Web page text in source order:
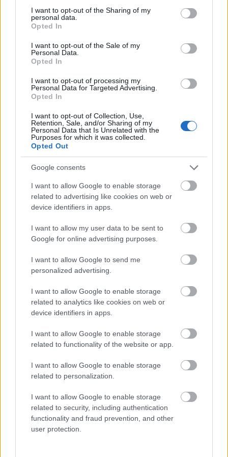
not limited to your visit or usage behaviour. You may click to
grant or deny consent to Google and its third-party tags to
use your data for below specified purposes in below Google
consent section.
I want to opt-out of the Sharing of my
personal data.
Opted In
I want to opt-out of the Sale of my
Personal Data.
Opted In
I want to opt-out of processing my
Personal Data for Targeted Advertising.
Opted In
I want to opt-out of Collection, Use,
Retention, Sale, and/or Sharing of my
Personal Data that Is Unrelated with the
Purposes for which it was collected.
Opted Out
Google consents
I want to allow Google to enable storage
related to advertising like cookies on web or
device identifiers in apps.
I want to allow my user data to be sent to
Google for online advertising purposes.
I want to allow Google to send me
personalized advertising.
I want to allow Google to enable storage
related to analytics like cookies on web or
device identifiers in apps.
I want to allow Google to enable storage
related to functionality of the website or app.
I want to allow Google to enable storage
related to personalization.
I want to allow Google to enable storage
related to security, including authentication
functionality and fraud prevention, and other
user protection.
polyvitaplex
1 éve
Az Abigélben nem, de három másik Zsurzs Éva-
filmben, a Csongor és Tündében, a Glóriában és A
Zebegényiekben is Zsurzs Kati volt a főszereplő.
Mindegy.
Ami nem mindegy, az a feloldhatatlan ellentét a
köztévé évről évre nagyobb állami támogatása,
szocializmusból átmentett filmek non-stop
ismétlésére, a török sorozatokra és a
mélykonzervatív stúdióbeszélgetésekre épülő
műsorkínálat zagyvasága között.
A műsorok alapján azt lehetne hinni, hogy a magyar
társadalomban nagy igény van a szenteskedő
beszélgetésekre, a Duna tévé vasárnap délelőtti
vallás- és templomcunamijára. A társadalom
szeretne feltöltekezni, és a köztévé a segítségére siet.
szép ruhákról, rúzsról ábrándozó kamaszlányok
fulladoznak az egyházi fenntartású iskolában, a
kitörés lehetőségét keresik, ezt a merev, szigorú
tanári kar nem akarja észrevenni, egyenruha, egyen